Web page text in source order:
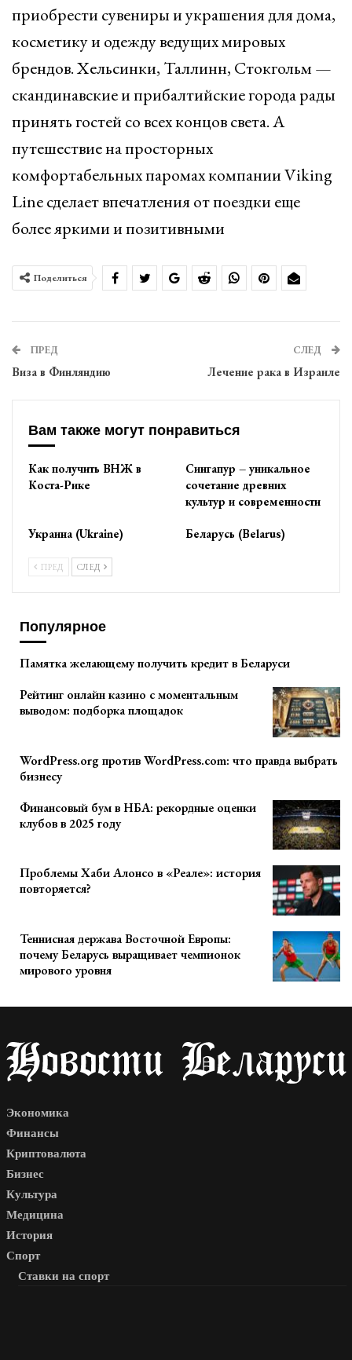
приобрести сувениры и украшения для дома,
косметику и одежду ведущих мировых
брендов. Хельсинки, Таллинн, Стокгольм —
скандинавские и прибалтийские города рады
принять гостей со всех концов света. А
путешествие на просторных
комфортабельных паромах компании Viking
Line сделает впечатления от поездки еще
более яркими и позитивными
Поделиться
ПРЕД
Виза в Финляндию
СЛЕД
Лечение рака в Израиле
Вам также могут понравиться
Как получить ВНЖ в
Коста-Рике
Сингапур – уникальное
сочетание древних
культур и современности
Украина (Ukraine) Беларусь (Belarus)
ПРЕД СЛЕД
Популярное
Памятка желающему получить кредит в Беларуси
Рейтинг онлайн казино с моментальным
выводом: подборка площадок
WordPress.org против WordPress.com: что правда выбрать
бизнесу
Финансовый бум в НБА: рекордные оценки
клубов в 2025 году
Проблемы Хаби Алонсо в «Реале»: история
повторяется?
Теннисная держава Восточной Европы:
почему Беларусь выращивает чемпионок
мирового уровня
Экономика
Финансы
Криптовалюта
Бизнес
Культура
Медицина
История
Спорт
Ставки на спорт